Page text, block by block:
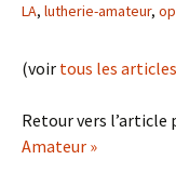
LA, lutherie-amateur,
(voir tous les
Retour vers l’article
Amateur »